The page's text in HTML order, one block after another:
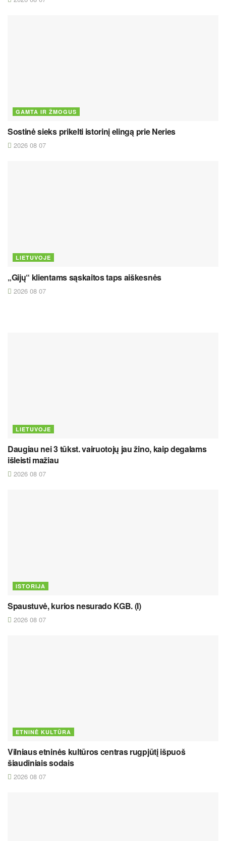
GAMTA IR ŽMOGUS
Sostinė sieks prikelti istorinį elingą prie Neries
2026 08 07
LIETUVOJE
„Gijų“ klientams sąskaitos taps aiškesnės
2026 08 07
LIETUVOJE
Daugiau nei 3 tūkst. vairuotojų jau žino, kaip degalams
išleisti mažiau
2026 08 07
ISTORIJA
Spaustuvė, kurios nesurado KGB. (I)
2026 08 07
ETNINĖ KULTŪRA
Vilniaus etninės kultūros centras rugpjūtį išpuoš
šiaudiniais sodais
2026 08 07